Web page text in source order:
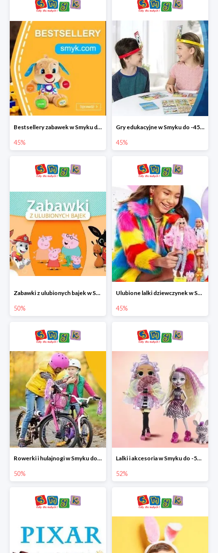
Bestsellery zabawek w Smyku do -45%
45%
Gry edukacyjne w Smyku do -45%
45%
Zabawki z ulubionych bajek w Smyku do -50%
50%
Ulubione lalki dziewczynek w Smyku do -45%
45%
Rowerki i hulajnogi w Smyku do -50%
50%
Lalki i akcesoria w Smyku do -52%
52%